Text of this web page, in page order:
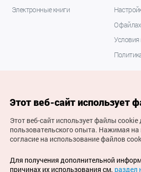
Электронные книги
О
Условия
(с) Национальная организация
права защищены
Для извещения об ошибках и
Этот веб-сайт использует
Этот веб-сайт использует файлы
пользовательского опыта. Нажимая на
согласие на использование файлов
Для получения дополнительной
причинах их использования см. раздел